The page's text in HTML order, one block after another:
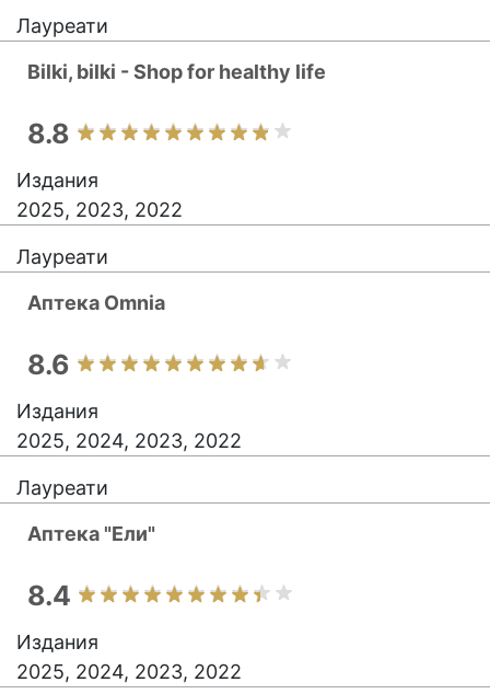
Лауреати
Bilki, bilki - Shop for healthy life
8.8
Издания
2025, 2023, 2022
Лауреати
Аптека Omnia
8.6
Издания
2025, 2024, 2023, 2022
Лауреати
Аптека "Ели"
8.4
Издания
2025, 2024, 2023, 2022